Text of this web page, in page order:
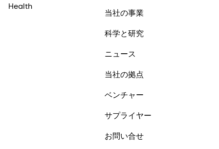
Health
当社の事業
科学と研究
ニュース
当社の拠点
ベンチャー
サプライヤー
お問い合せ